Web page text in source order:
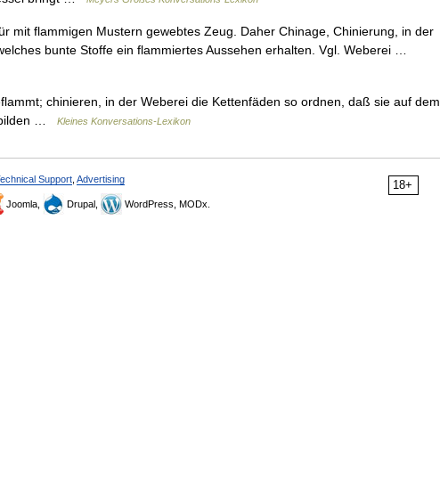
mit flammigen Mustern gewebtes Zeug. Daher Chinage, Chinierung, in der
bunte Stoffe ein flammiertes Aussehen erhalten. Vgl. Weberei …
chinieren, in der Weberei die Kettenfäden so ordnen, daß sie auf dem
bilden …
Kleines Konversations-Lexikon
18+
Support Advertising
Joomla, Drupal, WordPress, MODx.